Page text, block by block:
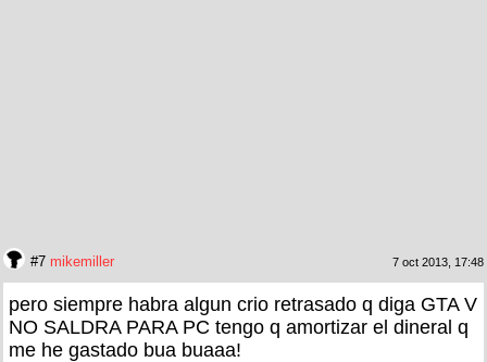
#7 mikemiller 7 oct 2013, 17:48
pero siempre habra algun crio retrasado q diga GTA V
NO SALDRA PARA PC tengo q amortizar el dineral q
me he gastado bua buaaa!